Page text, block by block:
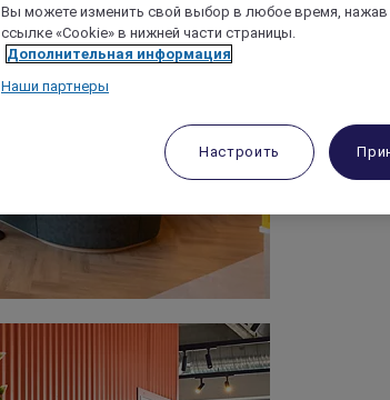
Вы можете изменить свой выбор в любое время, нажав
ссылке «Cookie» в нижней части страницы.
Дополнительная информация
Наши партнеры
Настроить